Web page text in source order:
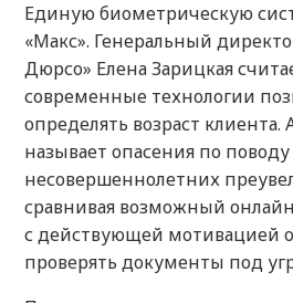
Единую биометрическую
«Макс». Генеральный
Дюрсо» Елена Зарицкая
современные технологии
определять возраст
называет опасения по
несовершеннолетних
сравнивая возможный
с действующей мотивацией
проверять документы под